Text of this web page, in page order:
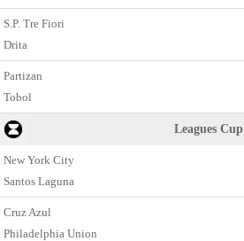
S.P. Tre Fiori
Drita
Partizan
Tobol
Leagues Cup
New York City
Santos Laguna
Cruz Azul
Philadelphia Union